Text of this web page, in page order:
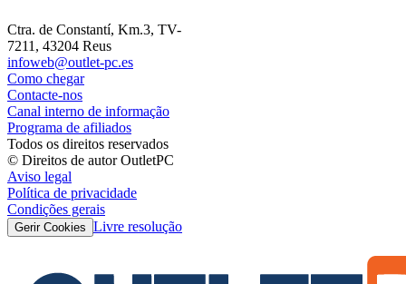
Ctra. de Constantí, Km.3, TV-
7211, 43204 Reus
infoweb@outlet-pc.es
Como chegar
Contacte-nos
Canal interno de informação
Programa de afiliados
Todos os direitos reservados
© Direitos de autor OutletPC
Aviso legal
Política de privacidade
Condições gerais
Gerir Cookies Livre resolução